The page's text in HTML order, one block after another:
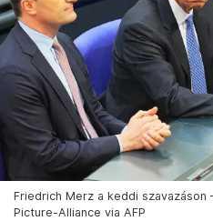
Friedrich Merz a keddi szavazáson
Picture-Alliance via AFP